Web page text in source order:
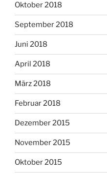
Oktober 2018
September 2018
Juni 2018
April 2018
März 2018
Februar 2018
Dezember 2015
November 2015
Oktober 2015